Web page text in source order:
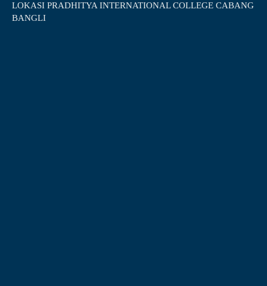
LOKASI PRADHITYA INTERNATIONAL COLLEGE CABANG
BANGLI